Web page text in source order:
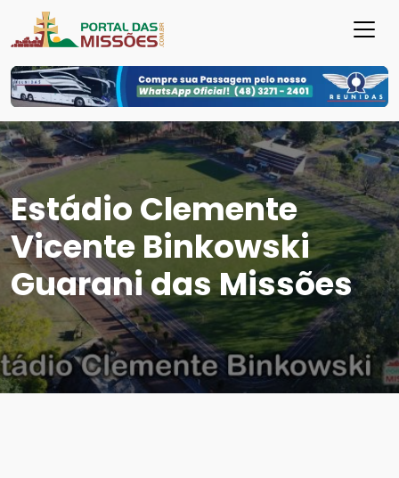
Estádio Clemente
Vicente Binkowski
Guarani das Missões